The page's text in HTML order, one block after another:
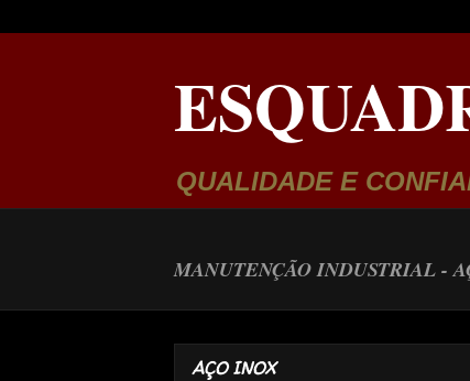
QUALIDADE E
MANUTENÇÃO INDUSTRIAL -
AÇO INOX